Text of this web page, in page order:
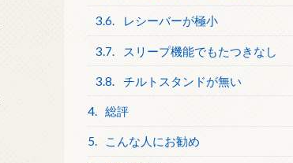
3.6. レシーバーが極小
3.7. スリープ機能でもたつきなし
3.8. チルトスタンドが無い
4. 総評
5. こんな人にお勧め